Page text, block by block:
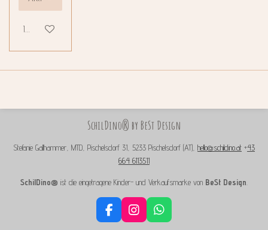
In den Warenkorb
SchilDino® by BeSt Design
Stefanie Gallhammer, MTD, Pischelsdorf 31, 5233 Pischelsdorf (AT), hello@schildino.at +43
664 6113511
SchilDino® ist die eingetragene Kinder- und Verkaufsmarke von BeSt Design
F
a
I
n
W
h